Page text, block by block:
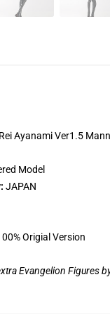
Ayanami Ver1.5
Model
JAPAN
Origial Version
Evangelion Figures